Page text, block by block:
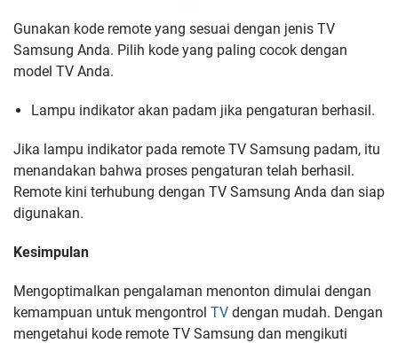
Gunakan kode remote yang sesuai dengan jenis TV
Samsung Anda. Pilih kode yang paling cocok dengan
model TV Anda.
Lampu indikator akan padam jika pengaturan berhasil.
Jika lampu indikator pada remote TV Samsung padam, itu
menandakan bahwa proses pengaturan telah berhasil.
Remote kini terhubung dengan TV Samsung Anda dan siap
digunakan.
Kesimpulan
Mengoptimalkan pengalaman menonton dimulai dengan
kemampuan untuk mengontrol TV dengan mudah. Dengan
mengetahui kode remote TV Samsung dan mengikuti